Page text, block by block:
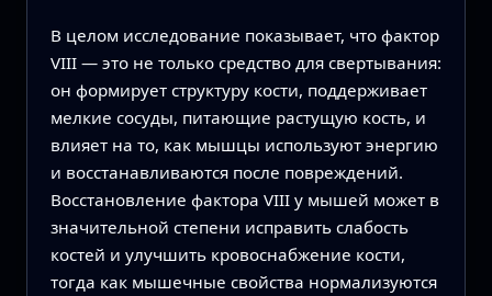
В целом исследование показывает, что фактор
VIII — это не только средство для свертывания:
он формирует структуру кости, поддерживает
мелкие сосуды, питающие растущую кость, и
влияет на то, как мышцы используют энергию
и восстанавливаются после повреждений.
Восстановление фактора VIII у мышей может в
значительной степени исправить слабость
костей и улучшить кровоснабжение кости,
тогда как мышечные свойства нормализуются